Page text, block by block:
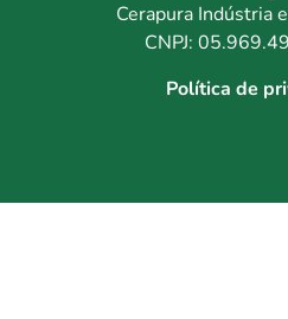
Cerapura Indústria
CNPJ:
Política de